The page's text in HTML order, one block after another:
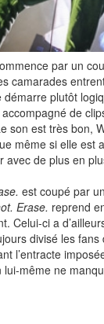
par un
camarades
plutôt
de
son est très bon,
même si elle
avec de plus en
est coupé par
Erase. reprend
Celui-ci a
divisé les
l’entracte
même ne